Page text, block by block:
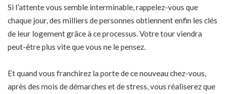
Si l’attente vous semble interminable, rappelez-vous que
chaque jour, des milliers de personnes obtiennent enfin les clés
de leur logement grâce à ce processus. Votre tour viendra
peut-être plus vite que vous ne le pensez.
Et quand vous franchirez la porte de ce nouveau chez-vous,
après des mois de démarches et de stress, vous réaliserez que